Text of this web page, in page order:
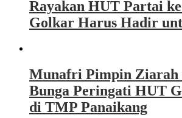
Rayakan HUT Partai
Golkar Harus Hadir
Munafri Pimpin Ziarah
Bunga Peringati HUT
di TMP Panaikang